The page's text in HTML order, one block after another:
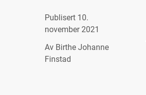
Av Birthe Johanne
Finstad
Publisert 10.
november 2021